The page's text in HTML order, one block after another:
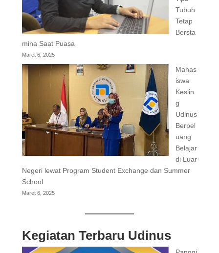
Tubuh
Tetap
Bersta
mina Saat Puasa
Maret 6, 2025
Mahas
iswa
Keslin
g
Udinus
Berpel
uang
Belajar
di Luar
Negeri lewat Program Student Exchange dan Summer
School
Maret 6, 2025
Kegiatan Terbaru Udinus